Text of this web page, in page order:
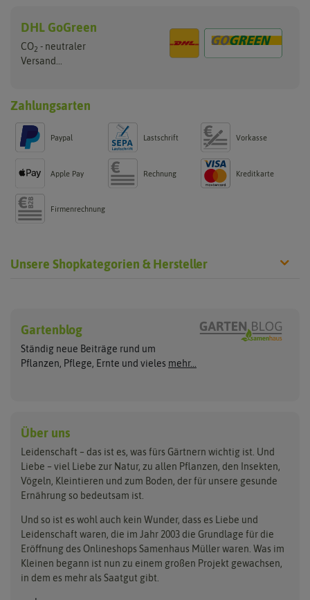
DHL GoGreen
CO2 - neutraler
Versand...
Zahlungsarten
Paypal Lastschrift Vorkasse
Apple Pay Rechnung Kreditkarte
Firmenrechnung
Unsere Shopkategorien & Hersteller
Exotische Samen
Gemüsesamen
Gründünger
Kräutersamen
Obstsamen
Pilzbrut
Rasensamen
Steckzwiebeln
Zimmer & Kübelpflanzen
Kataloge
Schnäppchen
Anzucht & Gartenzubehör
Arche Noah
ASB Greenworld
Benary
Bingenheimer Saatgut
BioBalu
Bionana
BIOWOL
Blumicorn
Bûten Birds
Clever Pots
COMPO
Dürr-Samen
elho
Feldsaaten Freudenberger
Fertil
Flora Elite
Gartenblog
Ständig neue Beiträge rund um
Pflanzen, Pflege, Ernte und vieles mehr...
Über uns
Leidenschaft – das ist es, was fürs Gärtnern wichtig ist. Und
Liebe – viel Liebe zur Natur, zu allen Pflanzen, den Insekten,
Vögeln, Kleintieren und zum Boden, der für unsere gesunde
Ernährung so bedeutsam ist.
Und so ist es wohl auch kein Wunder, dass es Liebe und
Leidenschaft waren, die im Jahr 2003 die Grundlage für die
Eröffnung des Onlineshops Samenhaus Müller waren. Was im
Kleinen begann ist nun zu einem großen Projekt gewachsen,
in dem es mehr als Saatgut gibt.